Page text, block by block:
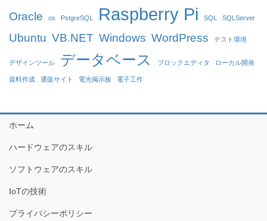
Oracle os PstgreSQL Raspberry Pi SQL SQLServer
Ubuntu VB.NET Windows WordPress テスト環境
デザインツール データベース ブロックエディタ ローカル開発
資料作成 通販サイト 電光掲示板 電子工作
ホーム
ハードウェアのスキル
ソフトウェアのスキル
IoTの技術
プライバシーポリシー